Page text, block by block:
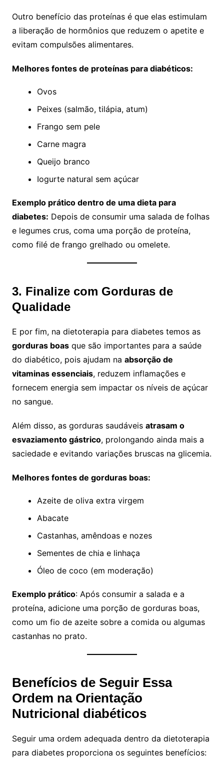
Outro benefício das proteínas é que elas estimulam
a liberação de hormônios que reduzem o apetite e
evitam compulsões alimentares.
Melhores fontes de proteínas para diabéticos:
Ovos
Peixes (salmão, tilápia, atum)
Frango sem pele
Carne magra
Queijo branco
Iogurte natural sem açúcar
Exemplo prático dentro de uma dieta para
diabetes: Depois de consumir uma salada de folhas
e legumes crus, coma uma porção de proteína,
como filé de frango grelhado ou omelete.
3. Finalize com Gorduras de
Qualidade
E por fim, na dietoterapia para diabetes temos as
gorduras boasque são importantes para a saúde
do diabético, pois ajudam na absorção de
vitaminas essenciais, reduzem inflamações e
fornecem energia sem impactar os níveis de açúcar
no sangue.
Além disso, as gorduras saudáveis atrasam o
esvaziamento gástrico, prolongando ainda mais a
saciedade e evitando variações bruscas na glicemia.
Melhores fontes de gorduras boas:
Azeite de oliva extra virgem
Abacate
Castanhas, amêndoas e nozes
Sementes de chia e linhaça
Óleo de coco (em moderação)
Exemplo prático: Após consumir a salada e a
proteína, adicione uma porção de gorduras boas,
como um fio de azeite sobre a comida ou algumas
castanhas no prato.
Benefícios de Seguir Essa
Ordem na Orientação
Nutricional diabéticos
Seguir uma ordem adequada dentro da dietoterapia
para diabetes proporciona os seguintes benefícios: